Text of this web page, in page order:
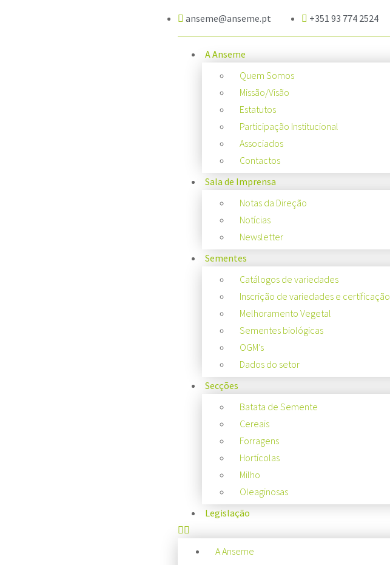
anseme@anseme.pt +351 93 774 2524
A Anseme
Quem Somos
Missão/Visão
Estatutos
Participação Institucional
Associados
Contactos
Sala de Imprensa
Notas da Direção
Notícias
Newsletter
Sementes
Catálogos de variedades
Inscrição de variedades e certificação
Melhoramento Vegetal
Sementes biológicas
OGM’s
Dados do setor
Secções
Batata de Semente
Cereais
Forragens
Hortícolas
Milho
Oleaginosas
Legislação
A Anseme